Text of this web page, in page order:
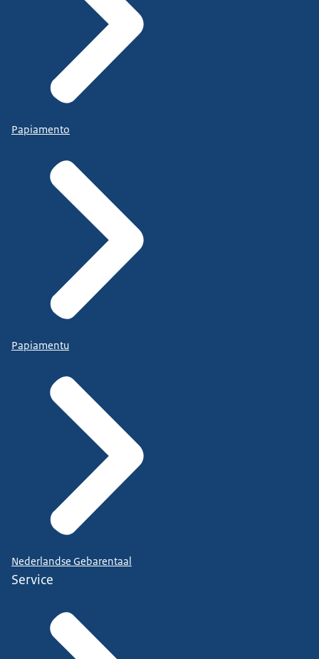
Papiamento
Papiamentu
Nederlandse Gebarentaal
Service